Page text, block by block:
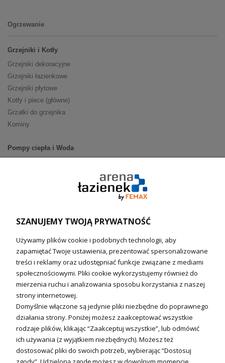
Ogrzewanie
Grzejniki i Kotły
Grzejniki dekoracyjne
Grzejniki łazienkowe
Grzejniki płytowe
Kotły i piece (główne)
Grzałki do grzejnika
Kominy
Pompy ciepła i Woda
Ogrzewanie podłogowe (główne)
Technika solarna
Fotowoltanika
Sterowniki i regulatory
Nagrzewnice i kurtyny
Kuchnia i Wentylacja
Kuchnia
Zlewozmywaki
SZANUJEMY TWOJĄ PRYWATNOŚĆ
Używamy plików cookie i podobnych technologii, aby
zapamiętać Twoje ustawienia, prezentować spersonalizowane
treści i reklamy oraz udostępniać funkcje związane z mediami
społecznościowymi. Pliki cookie wykorzystujemy również do
mierzenia ruchu i analizowania sposobu korzystania z naszej
strony internetowej.
Domyślnie włączone są jedynie pliki niezbędne do poprawnego
działania strony. Poniżej możesz zaakceptować wszystkie
rodzaje plików, klikając “Zaakceptuj wszystkie”, lub odmówić
ich używania (z wyjątkiem niezbędnych). Możesz też
dostosować pliki do swoich potrzeb, wybierając “Dostosuj